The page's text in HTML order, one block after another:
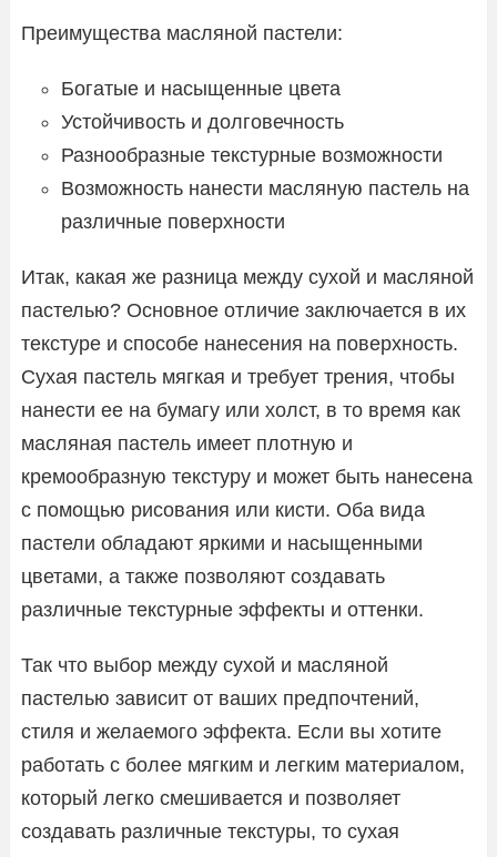
Преимущества масляной пастели:
Богатые и насыщенные цвета
Устойчивость и долговечность
Разнообразные текстурные возможности
Возможность нанести масляную пастель на
различные поверхности
Итак, какая же разница между сухой и масляной
пастелью? Основное отличие заключается в их
текстуре и способе нанесения на поверхность.
Сухая пастель мягкая и требует трения, чтобы
нанести ее на бумагу или холст, в то время как
масляная пастель имеет плотную и
кремообразную текстуру и может быть нанесена
с помощью рисования или кисти. Оба вида
пастели обладают яркими и насыщенными
цветами, а также позволяют создавать
различные текстурные эффекты и оттенки.
Так что выбор между сухой и масляной
пастелью зависит от ваших предпочтений,
стиля и желаемого эффекта. Если вы хотите
работать с более мягким и легким материалом,
который легко смешивается и позволяет
создавать различные текстуры, то сухая